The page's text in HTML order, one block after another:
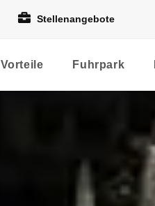
Stellenangebote
Vorteile Fuhrpark